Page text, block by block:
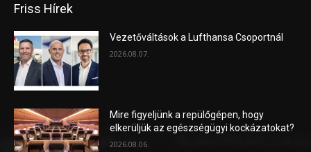
Friss Hírek
Vezetőváltások a Lufthansa Csoportnál
2026.08.07.
Mire figyeljünk a repülőgépen, hogy
elkerüljük az egészségügyi kockázatokat?
2026.08.06.